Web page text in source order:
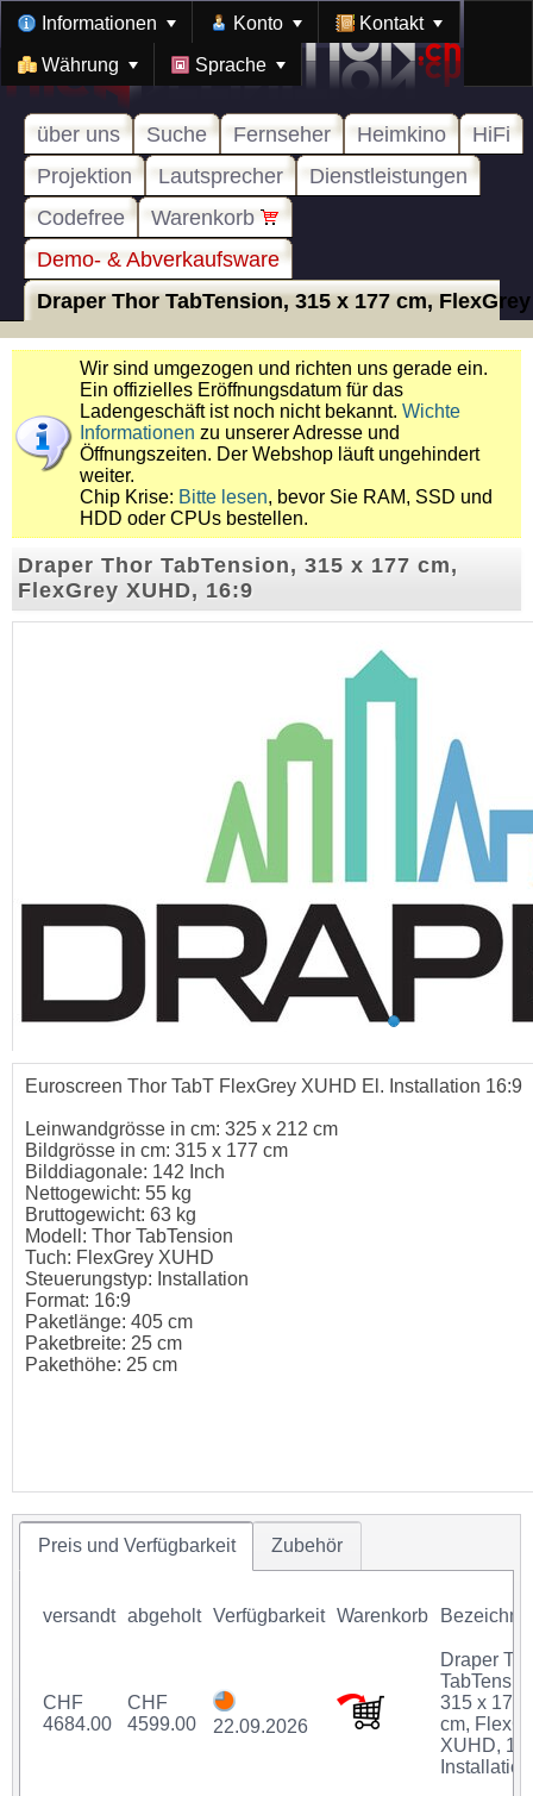
Informationen Konto Kontakt
Währung Sprache
über uns Suche Fernseher Heimkino
HiFi
Projektion
Lautsprecher
Dienstleistungen
Codefree
Warenkorb
Demo- & Abverkaufsware
Draper Thor TabTension, 315 x 177 cm,
Wir sind umgezogen und richten uns gerade ein.
Ein offizielles Eröffnungsdatum für das
Ladengeschäft ist noch nicht bekannt. Wichte
Informationen zu unserer Adresse und
Öffnungszeiten. Der Webshop läuft ungehindert
weiter.
Chip Krise: Bitte lesen, bevor Sie RAM, SSD und
HDD oder CPUs bestellen.
Draper Thor TabTension, 315 x 177 cm,
FlexGrey XUHD, 16:9
Euroscreen Thor TabT FlexGrey XUHD El. Installation 16:9
Leinwandgrösse in cm: 325 x 212 cm
Bildgrösse in cm: 315 x 177 cm
Bilddiagonale: 142 Inch
Nettogewicht: 55 kg
Bruttogewicht: 63 kg
Modell: Thor TabTension
Tuch: FlexGrey XUHD
Steuerungstyp: Installation
Format: 16:9
Paketlänge: 405 cm
Paketbreite: 25 cm
Pakethöhe: 25 cm
Preis und Verfügbarkeit Zubehör
versandt abgeholt Verfügbarkeit Warenkorb
CHF
4684.00
CHF
4599.00
22.09.2026
Draper
315 x 177
cm,
XUHD,
Installation